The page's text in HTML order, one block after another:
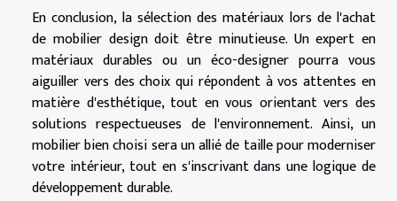
En conclusion, la sélection des matériaux lors de l'achat
de mobilier design doit être minutieuse. Un expert en
matériaux durables ou un éco-designer pourra vous
aiguiller vers des choix qui répondent à vos attentes en
matière d'esthétique, tout en vous orientant vers des
solutions respectueuses de l'environnement. Ainsi, un
mobilier bien choisi sera un allié de taille pour moderniser
votre intérieur, tout en s'inscrivant dans une logique de
développement durable.